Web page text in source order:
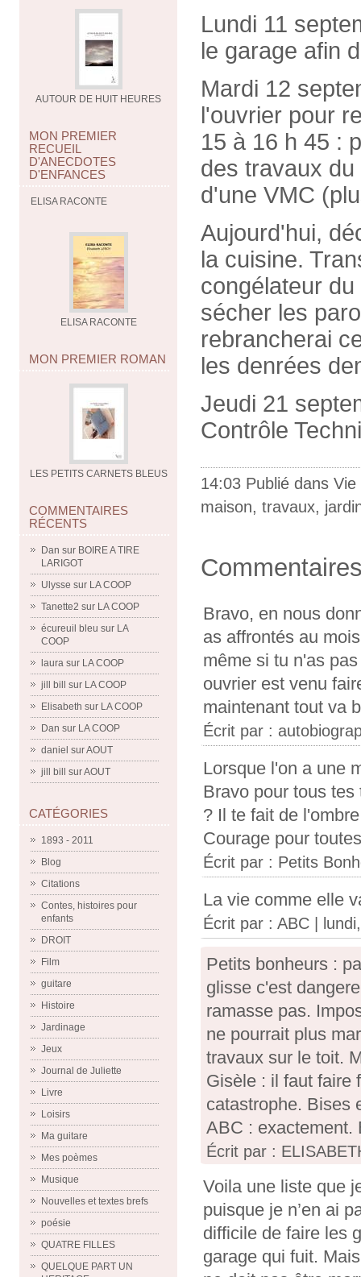
AUTOUR DE HUIT HEURES
MON PREMIER
RECUEIL
D'ANECDOTES
D'ENFANCES
ELISA RACONTE
ELISA RACONTE
MON PREMIER ROMAN
LES PETITS CARNETS BLEUS
COMMENTAIRES
RÉCENTS
Dan sur BOIRE A TIRE
LARIGOT
Ulysse sur LA COOP
Tanette2 sur LA COOP
écureuil bleu sur LA
COOP
laura sur LA COOP
jill bill
sur LA COOP
Elisabeth sur LA COOP
Dan sur LA COOP
daniel surAOUT
jill bill
surAOUT
CATÉGORIES
1893 - 2011
Blog
Citations
Contes, histoires pour
enfants
DROIT
Film
guitare
Histoire
Jardinage
Jeux
Journal de Juliette
Livre
Loisirs
Ma guitare
Mes poèmes
Musique
Nouvelles et textes brefs
poésie
QUATRE FILLES
QUELQUE PART UN
Lundi 11
le garage afin
Mardi 12
l'ouvrier pour
15 à 16 h 45 :
des travaux
d'une VMC
Aujourd'hui,
la cuisine.
congélateur
sécher les
rebrancherai
les denrées
Jeudi 21
Contrôle
14:03 Publié dans Vie
maison, travaux,
Bravo, en nous
as affrontés au
même si tu n'as
ouvrier est venu
maintenant tout va
Écrit par :
Lorsque l'on a une
Bravo pour tous
? Il te fait de
Courage pour
Écrit par : Petits
La vie comme elle
Écrit par : ABC |
Petits bonheurs :
glisse c'est
ramasse pas.
ne pourrait plus
travaux sur le toit.
Gisèle : il faut faire
catastrophe. Bises
ABC : exactement.
Écrit par :
Voila une liste que
puisque je n’en ai
difficile de faire les
garage qui fuit.